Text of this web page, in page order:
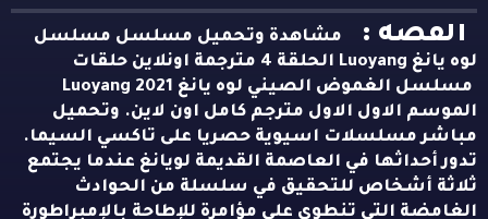
القصه :
مشاهدة وتحميل مسلسل مسلسل
لوه يانغ Luoyang الحلقة 4 مترجمة اونلاين حلقات
مسلسل الغموض الصيني لوه يانغ Luoyang 2021
الموسم الاول الاول مترجم كامل اون لاين. وتحميل
مباشر مسلسلات اسيوية حصريا على تاكسي السيما.
تدور أحداثها في العاصمة القديمة لويانغ عندما يجتمع
ثلاثة أشخاص للتحقيق في سلسلة من الحوادث
الغامضة التي تنطوي على مؤامرة للإطاحة بالإمبراطورة